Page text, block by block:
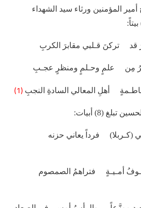
المؤمنين ورثاء سيد الشهداء
قد تركنَ قـلبي مقابرَ الكربِ
مِن علمٍ وحـلمٍ ومنظرٍ عجـبِ
فاطـمةٍ أهلِ المعالي السادةِ النجبِ (1)
(8) أبيات:
فرداً يعاني حزنه
أمـيـةٍ فتراهمُ الصمصوم